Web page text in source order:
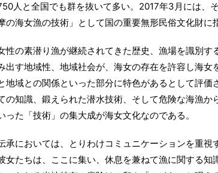
人と全国でも群を抜いて多い。2017年3月には、
の海女漁の技術」として国の重要無形民俗文化財に
の素潜り漁が継続されてきた歴史、漁場を識別す
出す地域性、地域社会が、海女の存在を許容し海女
地域との関係といった部分に特色があるとして評価
の知識、鍛えられた潜水技術、そして危険な海漁か
った「技術」の集大成が海女文化なのである。
においては、とりわけコミュニケーションを重視
女たちは、ここに集い、休息を兼ねて漁に関する知